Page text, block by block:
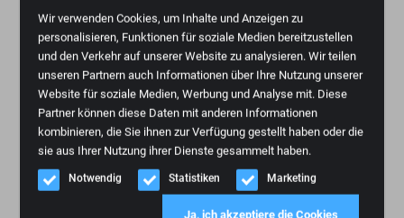
Wir verwenden Cookies, um Inhalte und Anzeigen zu
personalisieren, Funktionen für soziale Medien bereitzustellen
und den Verkehr auf unserer Website zu analysieren. Wir teilen
unseren Partnern auch Informationen über Ihre Nutzung unserer
Website für soziale Medien, Werbung und Analyse mit. Diese
Partner können diese Daten mit anderen Informationen
kombinieren, die Sie ihnen zur Verfügung gestellt haben oder die
sie aus Ihrer Nutzung ihrer Dienste gesammelt haben.
Notwendig Statistiken Marketing
Ja, ich akzeptiere die Cookies